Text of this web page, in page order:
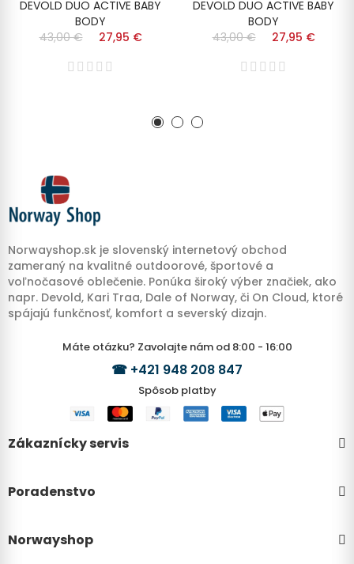
DEVOLD DUO ACTIVE BABY
BODY
43,00 €
27,95 €
DEVOLD DUO ACTIVE BABY
BODY
43,00 €
27,95 €
Norwayshop.sk je slovenský internetový obchod
zameraný na kvalitné outdoorové, športové a
voľnočasové oblečenie. Ponúka široký výber značiek, ako
napr. Devold, Kari Traa, Dale of Norway, či On Cloud, ktoré
spájajú funkčnosť, komfort a severský dizajn.
Máte otázku? Zavolajte nám od 8:00 - 16:00
☎ +421 948 208 847
Spôsob platby
Zákaznícky servis
Poradenstvo
Norwayshop